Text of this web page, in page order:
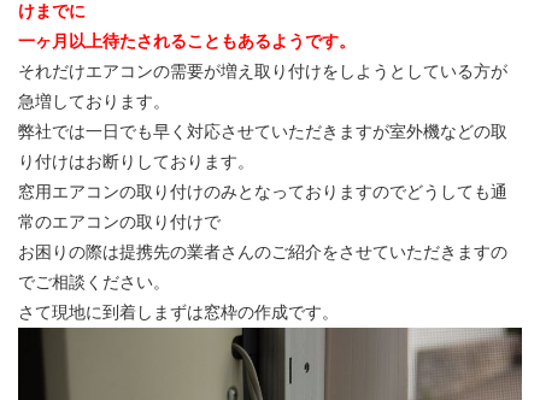
けまでに
一ヶ月以上待たされることもあるようです。
それだけエアコンの需要が増え取り付けをしようとしている方が
急増しております。
弊社では一日でも早く対応させていただきますが室外機などの取
り付けはお断りしております。
窓用エアコンの取り付けのみとなっておりますのでどうしても通
常のエアコンの取り付けで
お困りの際は提携先の業者さんのご紹介をさせていただきますの
でご相談ください。
さて現地に到着しまずは窓枠の作成です。